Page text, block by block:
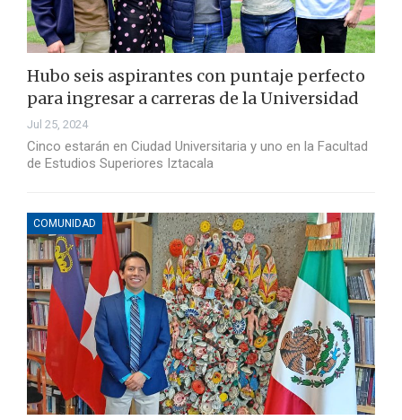
Hubo seis aspirantes con puntaje perfecto
para ingresar a carreras de la Universidad
Jul 25, 2024
Cinco estarán en Ciudad Universitaria y uno en la Facultad
de Estudios Superiores Iztacala
COMUNIDAD